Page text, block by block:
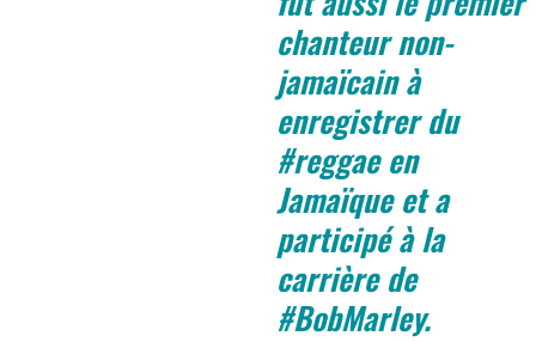
chanteur non-
jamaïcain à
enregistrer du
#reggae en
Jamaïque et a
participé à la
carrière de
#BobMarley.